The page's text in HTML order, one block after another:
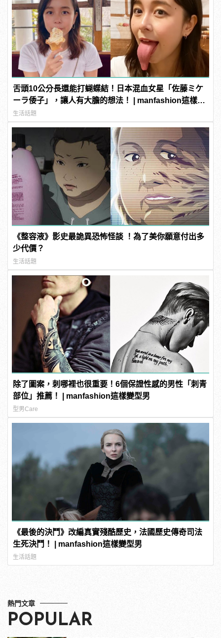
舌頭10公分長還能打蝴蝶結！日本混血女星「佐藤ミケ
ーラ倭子」，讓人有大膽的想法！ | manfashion這樣變
型男
生活話題
《整容液》影史最詭異恐怖怪談 ！為了美你願意付出多
少代價？
生活話題
除了圖案，刺哪裡也很重要！6個保證性感的男性「刺青
部位」推薦！ | manfashion這樣變型男
型男Care
《最後的決鬥》改編真實殘酷歷史，法國歷史傳奇司法
生死決鬥！ | manfashion這樣變型男
生活話題
熱門文章
POPULAR